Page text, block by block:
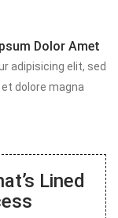
Dolor Amet
adipisicing elit, sed
dolore magna
Lined